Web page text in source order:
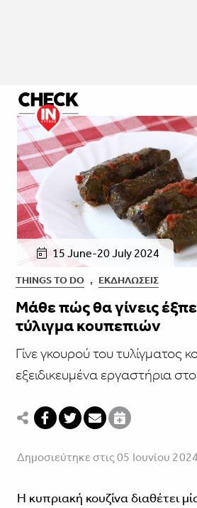
15 June-20 July 2024
THINGS TO DO , ΕΚΔΗΛΏΣΕΙΣ
Μάθε πώς θα γίνεις
τύλιγμα κουπεπιών
Γίνε γκουρού του τυλίγματος
εξειδικευμένα εργαστήρια
Δημοσιεύτηκε στις 05 Ιουνίου 2024
Η κυπριακή κουζίνα διαθέτει